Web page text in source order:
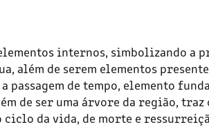
internos, simbolizando a
além de serem elementos
passagem de tempo, elemento
de ser uma árvore da região,
ciclo da vida, de morte e